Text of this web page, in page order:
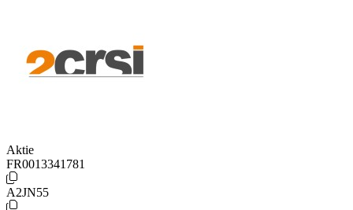
Aktie
FR0013341781
A2JN55